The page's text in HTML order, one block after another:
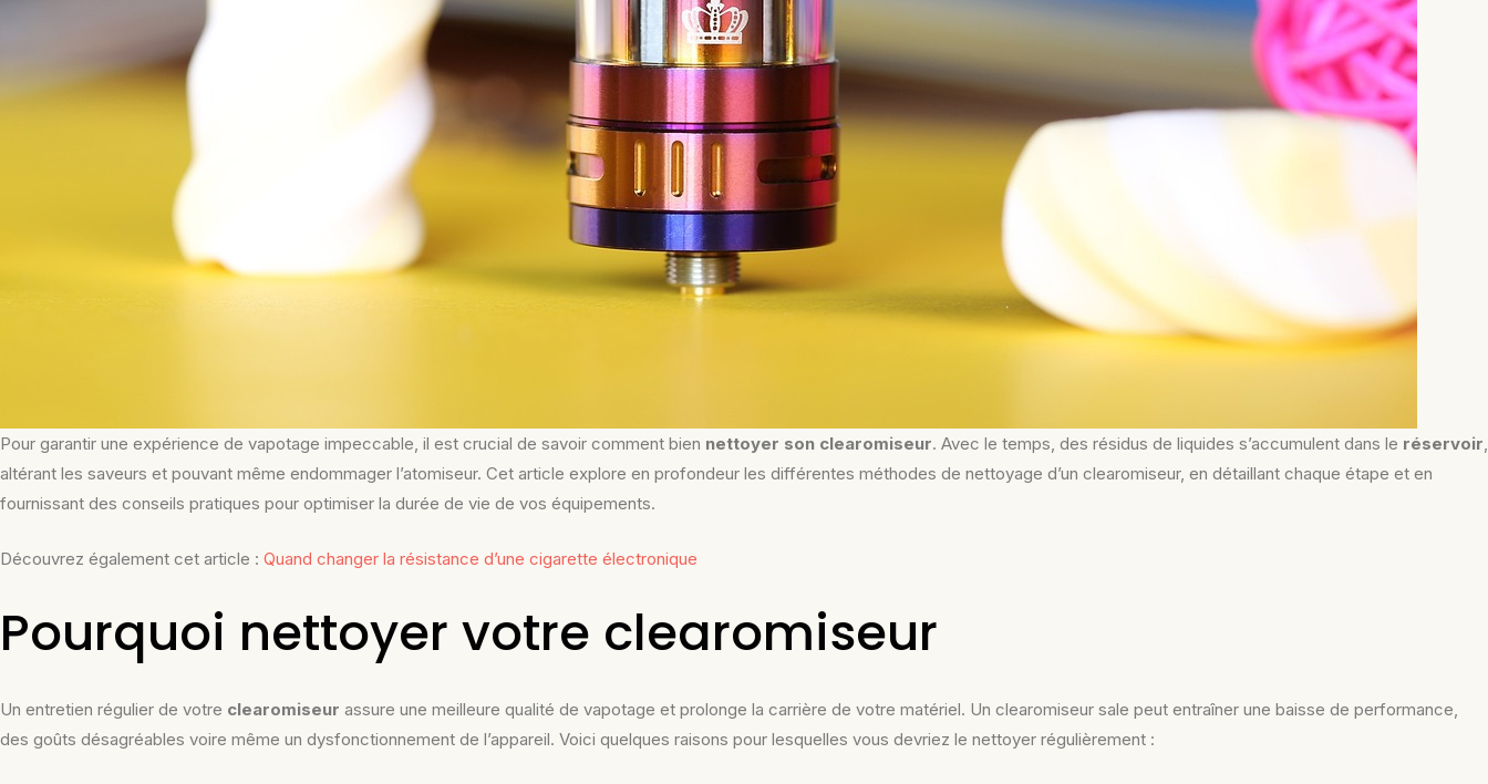
Pour garantir une expérience de vapotage impeccable, il est crucial de savoir comment bien nettoyer son clearomiseur. Avec le temps, des résidus de liquides s’accumulent dans le réservoir,
altérant les saveurs et pouvant même endommager l’atomiseur. Cet article explore en profondeur les différentes méthodes de nettoyage d’un clearomiseur, en détaillant chaque étape et en
fournissant des conseils pratiques pour optimiser la durée de vie de vos équipements.
Découvrez également cet article : Quand changer la résistance d’une cigarette électronique
Pourquoi nettoyer votre clearomiseur
Un entretien régulier de votre clearomiseur assure une meilleure qualité de vapotage et prolonge la carrière de votre matériel. Un clearomiseur sale peut entraîner une baisse de performance,
des goûts désagréables voire même un dysfonctionnement de l’appareil. Voici quelques raisons pour lesquelles vous devriez le nettoyer régulièrement :